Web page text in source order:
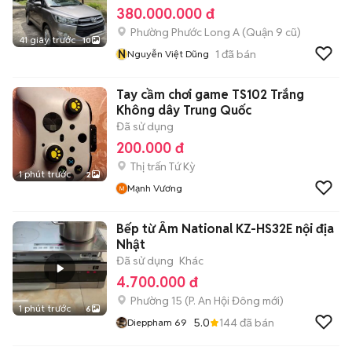
41 giây trước 10
380.000.000 đ
Phường Phước Long A (Quận 9 cũ)
NNguyễn Việt Dũng 1 đã bán
1 phút trước 2
Tay cầm chơi game TS102 Trắng
Không dây Trung Quốc
Đã sử dụng
200.000 đ
Thị trấn Tứ Kỳ
Mạnh Vương
1 phút trước 6
Bếp từ Âm National KZ-HS32E nội địa
Nhật
Đã sử dụng Khác
4.700.000 đ
Phường 15 (P. An Hội Đông mới)
Dieppham 69 5.0 144đã bán